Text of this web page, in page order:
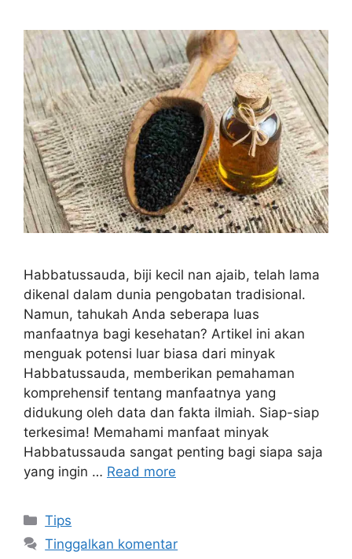
Habbatussauda, biji kecil nan ajaib, telah lama
dikenal dalam dunia pengobatan tradisional.
Namun, tahukah Anda seberapa luas
manfaatnya bagi kesehatan? Artikel ini akan
menguak potensi luar biasa dari minyak
Habbatussauda, memberikan pemahaman
komprehensif tentang manfaatnya yang
didukung oleh data dan fakta ilmiah. Siap-siap
terkesima! Memahami manfaat minyak
Habbatussauda sangat penting bagi siapa saja
yang ingin … Read more
Kategori
Tips
Tinggalkan komentar